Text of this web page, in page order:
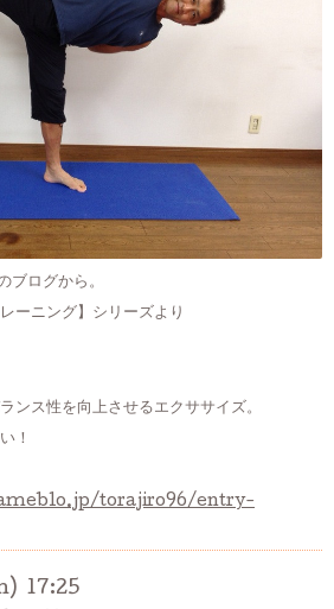
ブログから。
ーニング】シリーズより
ンス性を向上させるエクササイズ。
！
torajiro96/entry-
17:25